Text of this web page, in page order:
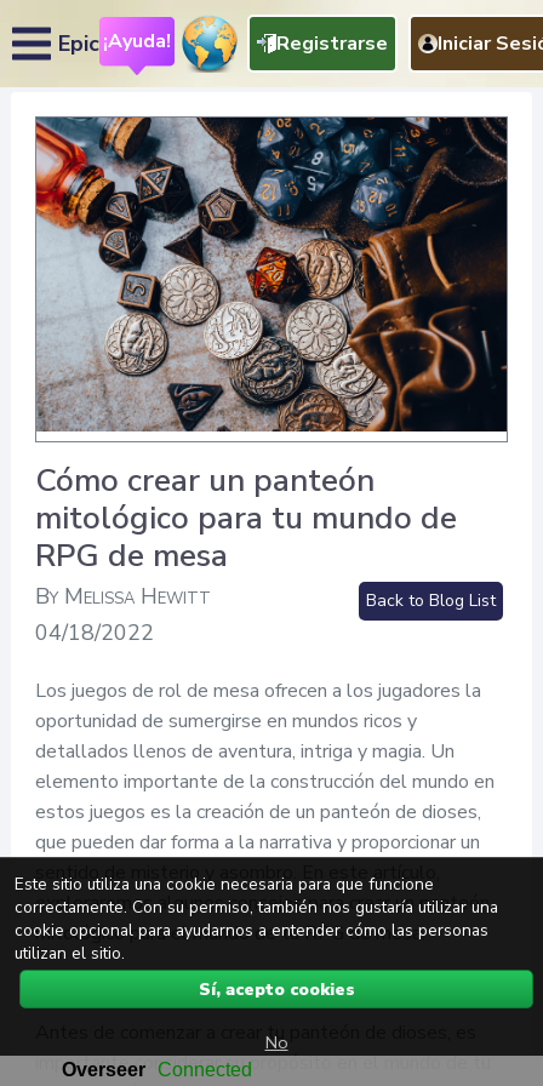
Epic¡Ayuda! Registrarse Iniciar
Cómo crear un panteón
mitológico para tu mundo de
RPG de mesa
By Melissa Hewitt
04/18/2022
Back to Blog List
Los juegos de rol de mesa ofrecen a los jugadores la
oportunidad de sumergirse en mundos ricos y
detallados llenos de aventura, intriga y magia. Un
elemento importante de la construcción del mundo en
estos juegos es la creación de un panteón de dioses,
que pueden dar forma a la narrativa y proporcionar un
sentido de misterio y asombro. En este artículo,
exploraremos algunos consejos para crear un panteón
mitológico para el mundo de tu RPG de mesa.
Determina el Propósito del Panteón
Antes de comenzar a crear tu panteón de dioses, es
importante considerar su propósito en el mundo de tu
Este sitio utiliza una cookie necesaria para que funcione
correctamente. Con su permiso, también nos gustaría utilizar una
cookie opcional para ayudarnos a entender cómo las personas
utilizan el sitio.
Sí, acepto cookies
No